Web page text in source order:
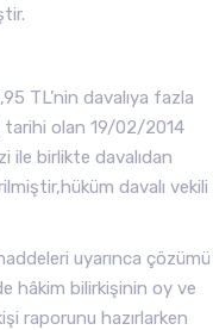
TL’nin davalıya fazla
tarihi olan 19/02/2014
ile birlikte davalıdan
davalı vekili
uyarınca çözümü
hâkim bilirkişinin oy ve
raporunu hazırlarken